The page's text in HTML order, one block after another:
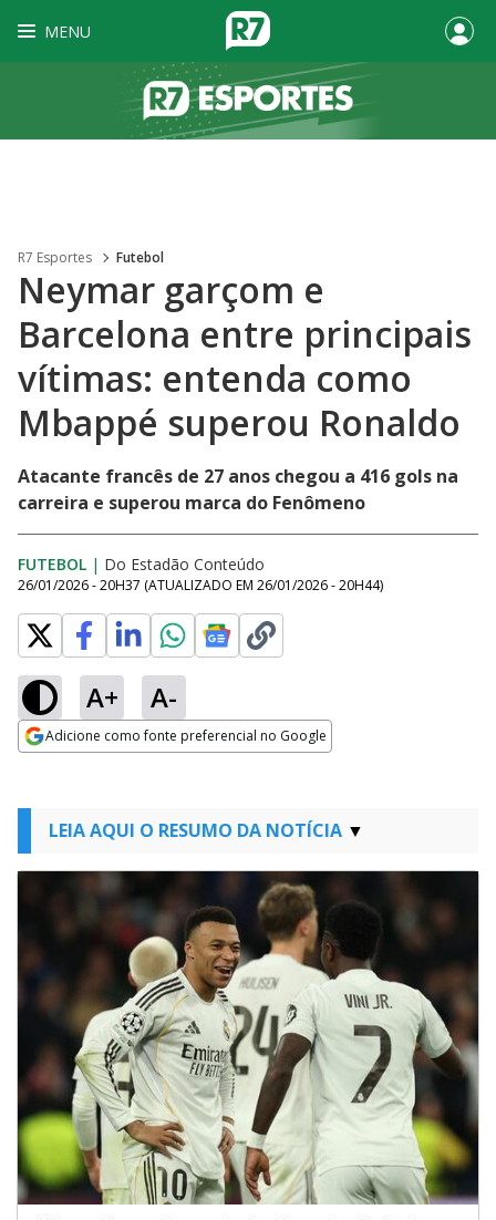
MENU
R7 Esportes Futebol
Neymar garçom e
Barcelona entre principais
vítimas: entenda como
Mbappé superou Ronaldo
Atacante francês de 27 anos chegou a 416 gols na
carreira e superou marca do Fenômeno
FUTEBOL | Do Estadão Conteúdo
26/01/2026 - 20H37 (ATUALIZADO EM 26/01/2026 - 20H44)
A+ A-
Adicione como fonte preferencial no Google
LEIA AQUI O RESUMO DA NOTÍCIA